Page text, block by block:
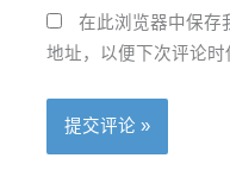
在此浏览器中保存
地址，以便下次评论时